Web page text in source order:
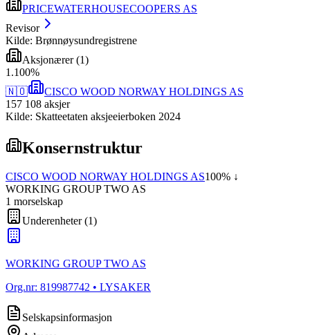
PRICEWATERHOUSECOOPERS AS
Revisor
Kilde: Brønnøysundregistrene
Aksjonærer(1)
1 .100%
🇳🇴
CISCO WOOD NORWAY HOLDINGS AS
157 108 aksjer
Kilde: Skatteetaten aksjeeierboken 2024
Konsernstruktur
CISCO WOOD NORWAY HOLDINGS AS100% ↓
WORKING GROUP TWO AS
1 morselskap
Underenheter(1)
WORKING GROUP TWO AS
Org.nr: 819987742 • LYSAKER
Selskapsinformasjon